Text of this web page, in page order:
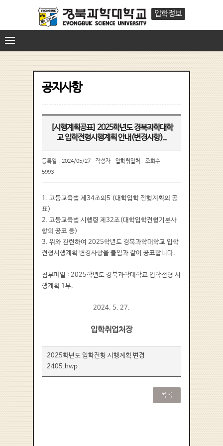
입학정보
공지사항
[시행계획공표] 2025학년도 경북과학대학
교 입학전형시행계획 안내(변경사항)..
등록일 2024/05/27 작성자 입학취업처
조회수
5993
1. 고등교육법 제34조의5 (대학입학 전형계획의 공
표)
2. 고등교육법 시행령 제32조(대학입학전형기본사
항의 공표 등)
3. 위와 관련하여 2025학년도 경북과학대학교 입학
전형시행계획 변경사항을 붙임과 같이 공표합니다.
첨부파일 : 2025학년도 경북과학대학교 입학전형 시
행계획 1부.
2024. 5. 27.
입학취업처장
2025학년도 입학전형 시행계획 변경
2405.hwp
목록